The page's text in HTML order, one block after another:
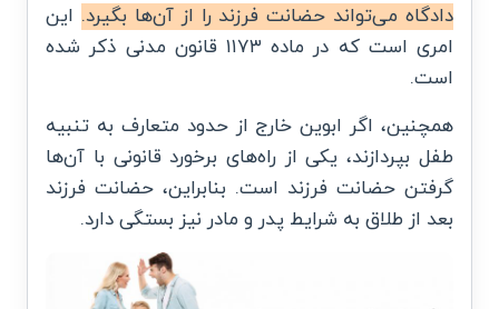
دادگاه می‌تواند حضانت فرزند را از آن‌ها بگیرد. این
امری است که در ماده ۱۱۷۳ قانون مدنی ذکر شده
است.
همچنین، اگر ابوین خارج از حدود متعارف به تنبیه
طفل بپردازند، یکی از راه‌های برخورد قانونی با آن‌ها
گرفتن حضانت فرزند است. بنابراین، حضانت فرزند
بعد از طلاق به شرایط پدر و مادر نیز بستگی دارد.